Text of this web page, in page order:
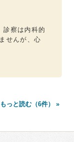
診察は内科的
せんが、心
っと読む（6件） »